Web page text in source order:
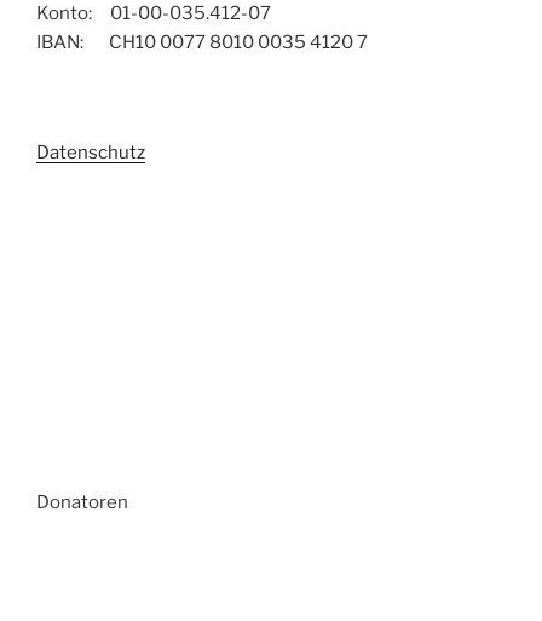
Konto: 01-00-035.412-07
IBAN: CH10 0077 8010 0035 4120 7
Datenschutz
Donatoren